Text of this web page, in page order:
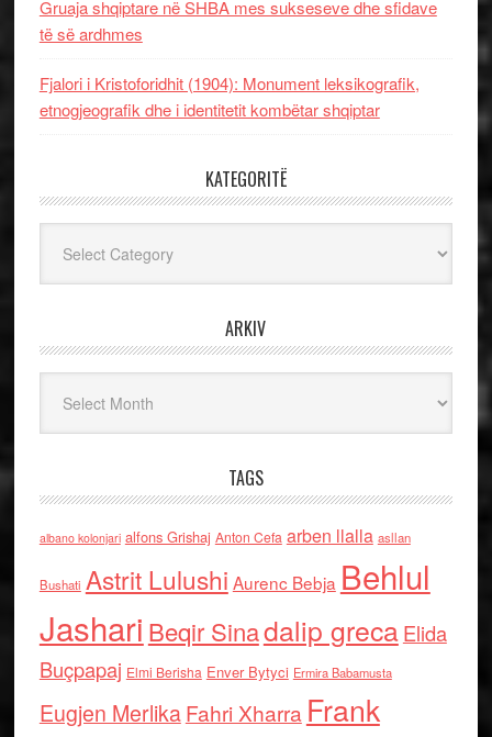
Gruaja shqiptare në SHBA mes sukseseve dhe sfidave
të së ardhmes
Fjalori i Kristoforidhit (1904): Monument leksikografik,
etnogjeografik dhe i identitetit kombëtar shqiptar
KATEGORITË
ARKIV
TAGS
albano kolonjari alfons Grishaj Anton Cefa arben llalla asllan
Bushati Astrit Lulushi Aurenc Bebja Behlul
Jashari Beqir Sinadalip grecaElida
Buçpapaj Elmi Berisha Enver Bytyci Ermira Babamusta
Eugjen MerlikaFahri Xharra Frank